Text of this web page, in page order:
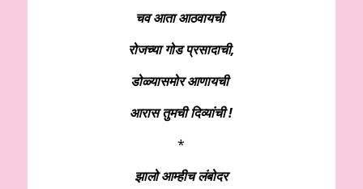
चव आता आठवायची
रोजच्या गोड प्रसादाची,
डोळ्यासमोर आणायची
आरास तुमची दिव्यांची !
*
झालो आम्हीच लंबोदर